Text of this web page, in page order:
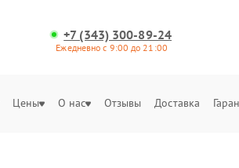
+7 (343) 300-89-24
Ежедневно с 9:00 до 21:00
Цены О нас Отзывы Доставка